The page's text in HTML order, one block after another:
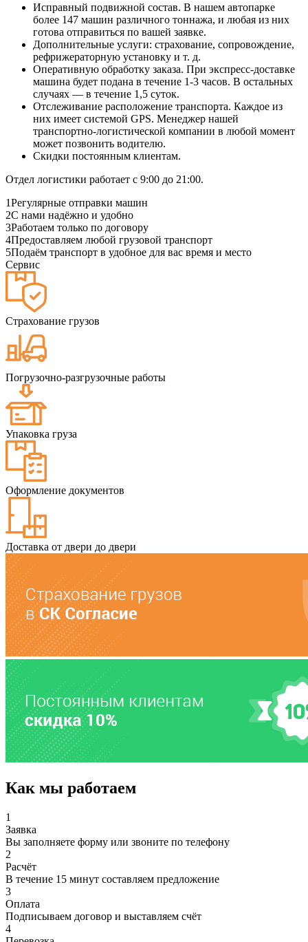
Исправный подвижной состав. В нашем автопарке
более 147 машин различного тоннажа, и любая из них
готова отправиться по вашей заявке.
Дополнительные услуги: страхование, сопровождение,
рефрижераторную установку и т. д.
Оперативную обработку заказа. При экспресс-доставке
машина будет подана в течение 1-3 часов. В остальных
случаях — в течение 1,5 суток.
Отслеживание расположение транспорта. Каждое из
них имеет системой GPS. Менеджер нашей
транспортно-логистической компании в любой момент
может позвонить водителю.
Скидки постоянным клиентам.
Отдел логистики работает с 9:00 до 21:00.
1Регулярные отправки машин
2С нами надёжно и удобно
3Работаем только по договору
4Предоставляем любой грузовой транспорт
5Подаём транспорт в удобное для вас время и место
Сервис
Страхование грузов
Погрузочно-разгрузочные работы
Упаковка груза
Оформление документов
Доставка от двери до двери
Как мы работаем
1
Заявка
Вы заполняете форму или звоните по телефону
2
Расчёт
В течение 15 минут составляем предложение
3
Оплата
Подписываем договор и выставляем счёт
4